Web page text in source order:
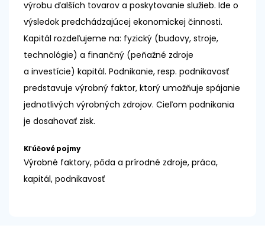
výrobu ďalších tovarov a poskytovanie služieb. Ide o
výsledok predchádzajúcej ekonomickej činnosti.
Kapitál rozdeľujeme na: fyzický (budovy, stroje,
technológie) a finančný (peňažné zdroje
a investície) kapitál. Podnikanie, resp. podnikavosť
predstavuje výrobný faktor, ktorý umožňuje spájanie
jednotlivých výrobných zdrojov. Cieľom podnikania
je dosahovať zisk.
Kľúčové pojmy
Výrobné faktory, pôda a prírodné zdroje, práca,
kapitál, podnikavosť